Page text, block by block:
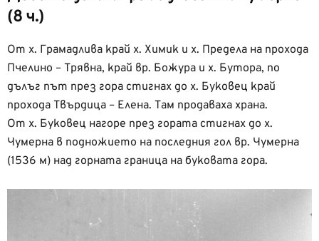
(8 ч.)
От х. Грамадлива край х. Химик и х. Предела на прохода
Пчелино – Трявна, край вр. Божура и х. Бутора, по
дълъг път през гора стигнах до х. Буковец край
прохода Твърдица – Елена. Там продаваха храна.
От х. Буковец нагоре през гората стигнах до х.
Чумерна в подножието на последния гол вр. Чумерна
(1536 м) над горната граница на буковата гора.